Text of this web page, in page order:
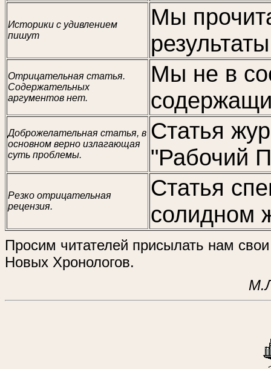
Историки с удивлением
пишут
Мы
Отрицательная статья.
Содержательных
аргументов нет.
Мы не в
Доброжелательная статья, в
основном верно излагающая
суть проблемы.
Статья
"Рабочий
Резко отрицательная
рецензия.
Статья
солидном
Просим читателей присылать нам
Новых Хронологов.